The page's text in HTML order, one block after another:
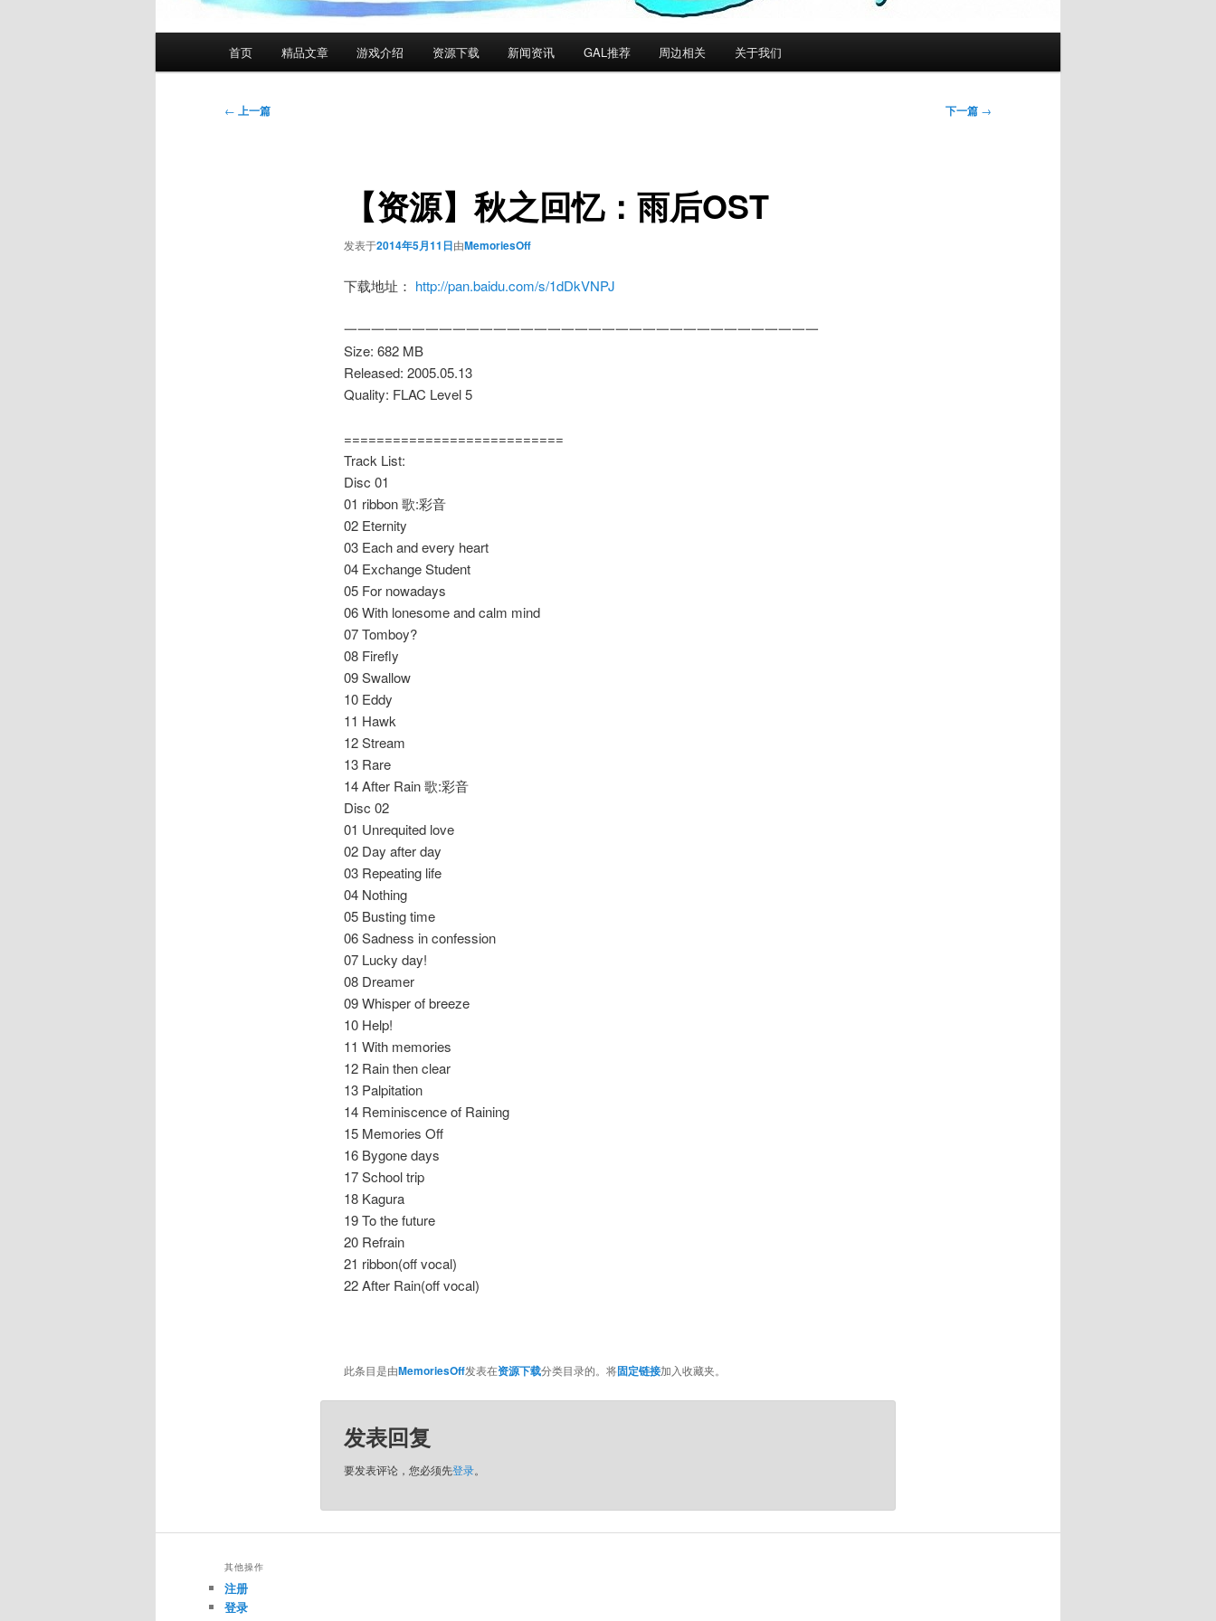
首页 精品文章 游戏介绍 资源下载 新闻资讯 GAL推荐 周边相关 关于我们
文
← 上一篇 下一篇 →
【资源】秋之回忆：雨后OST
发表于2014年5月11日由MemoriesOff
下载地址： http://pan.baidu.com/s/1dDkVNPJ
一一一一一一一一一一一一一一一一一一一一一一一一一一一一一一一一一一一
Size: 682 MB
Released: 2005.05.13
Quality: FLAC Level 5
===========================
Track List:
Disc 01
01 ribbon 歌:彩音
02 Eternity
03 Each and every heart
04 Exchange Student
05 For nowadays
06 With lonesome and calm mind
07 Tomboy?
08 Firefly
09 Swallow
10 Eddy
11 Hawk
12 Stream
13 Rare
14 After Rain 歌:彩音
Disc 02
01 Unrequited love
02 Day after day
03 Repeating life
04 Nothing
05 Busting time
06 Sadness in confession
07 Lucky day!
08 Dreamer
09 Whisper of breeze
10 Help!
11 With memories
12 Rain then clear
13 Palpitation
14 Reminiscence of Raining
15 Memories Off
16 Bygone days
17 School trip
18 Kagura
19 To the future
20 Refrain
21 ribbon(off vocal)
22 After Rain(off vocal)
此条目是由MemoriesOff发表在资源下载分类目录的。将固定链接加入收藏夹。
发表回复
要发表评论，您必须先登录。
其他操作
注册
登录